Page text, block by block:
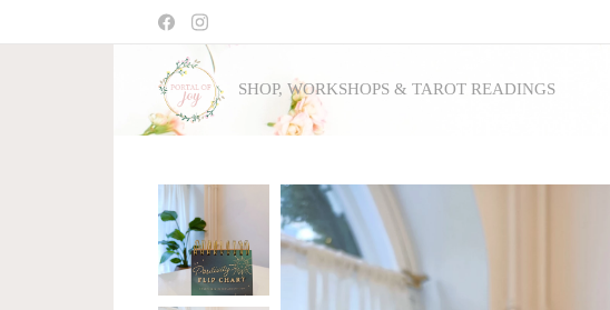
SHOP, WORKSHOPS & TAROT READINGS